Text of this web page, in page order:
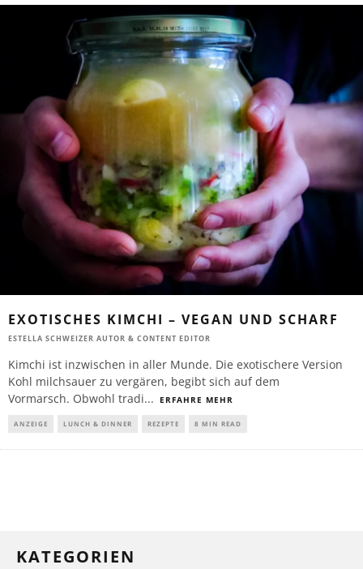
EXOTISCHES KIMCHI – VEGAN UND SCHARF
ESTELLA SCHWEIZER AUTOR & CONTENT EDITOR
Kimchi ist inzwischen in aller Munde. Die exotischere Version
Kohl milchsauer zu vergären, begibt sich auf dem
Vormarsch. Obwohl tradi... ERFAHRE MEHR
ANZEIGE LUNCH & DINNER REZEPTE 8 MIN READ
KATEGORIEN